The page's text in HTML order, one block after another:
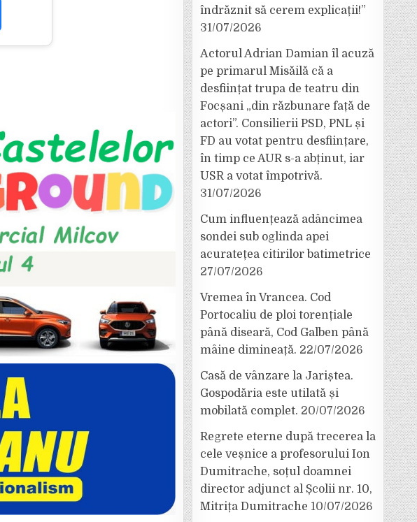
îndrăznit să cerem explicații!”
31/07/2026
Actorul Adrian Damian îl acuză
pe primarul Misăilă că a
desființat trupa de teatru din
Focșani „din răzbunare față de
actori”. Consilierii PSD, PNL și
FD au votat pentru desființare,
în timp ce AUR s-a abținut, iar
USR a votat împotrivă.
31/07/2026
Cum influențează adâncimea
sondei sub oglinda apei
acuratețea citirilor batimetrice
27/07/2026
Vremea în Vrancea. Cod
Portocaliu de ploi torențiale
până diseară, Cod Galben până
mâine dimineață. 22/07/2026
Casă de vânzare la Jariștea.
Gospodăria este utilată și
mobilată complet. 20/07/2026
Regrete eterne după trecerea la
cele veșnice a profesorului Ion
Dumitrache, soțul doamnei
director adjunct al Școlii nr. 10,
Mitrița Dumitrache 10/07/2026